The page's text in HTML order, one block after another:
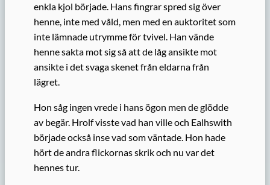
enkla kjol började. Hans fingrar spred sig över
henne, inte med våld, men med en auktoritet som
inte lämnade utrymme för tvivel. Han vände
henne sakta mot sig så att de låg ansikte mot
ansikte i det svaga skenet från eldarna från
lägret.
Hon såg ingen vrede i hans ögon men de glödde
av begär. Hrolf visste vad han ville och Ealhswith
började också inse vad som väntade. Hon hade
hört de andra flickornas skrik och nu var det
hennes tur.